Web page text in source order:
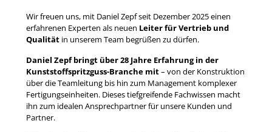
Wir freuen uns, mit Daniel Zepf seit Dezember 2025 einen
erfahrenen Experten als neuen Leiter für Vertrieb und
Qualität in unserem Team begrüßen zu dürfen.
Daniel Zepf bringt über 28 Jahre Erfahrung in der
Kunststoffspritzguss-Branche mit– von der Konstruktion
über die Teamleitung bis hin zum Management komplexer
Fertigungseinheiten. Dieses tiefgreifende Fachwissen macht
ihn zum idealen Ansprechpartner für unsere Kunden und
Partner.